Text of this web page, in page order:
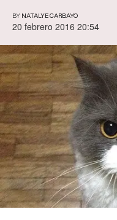
BY NATALYE CARBAYO
20 febrero 2016 20:54